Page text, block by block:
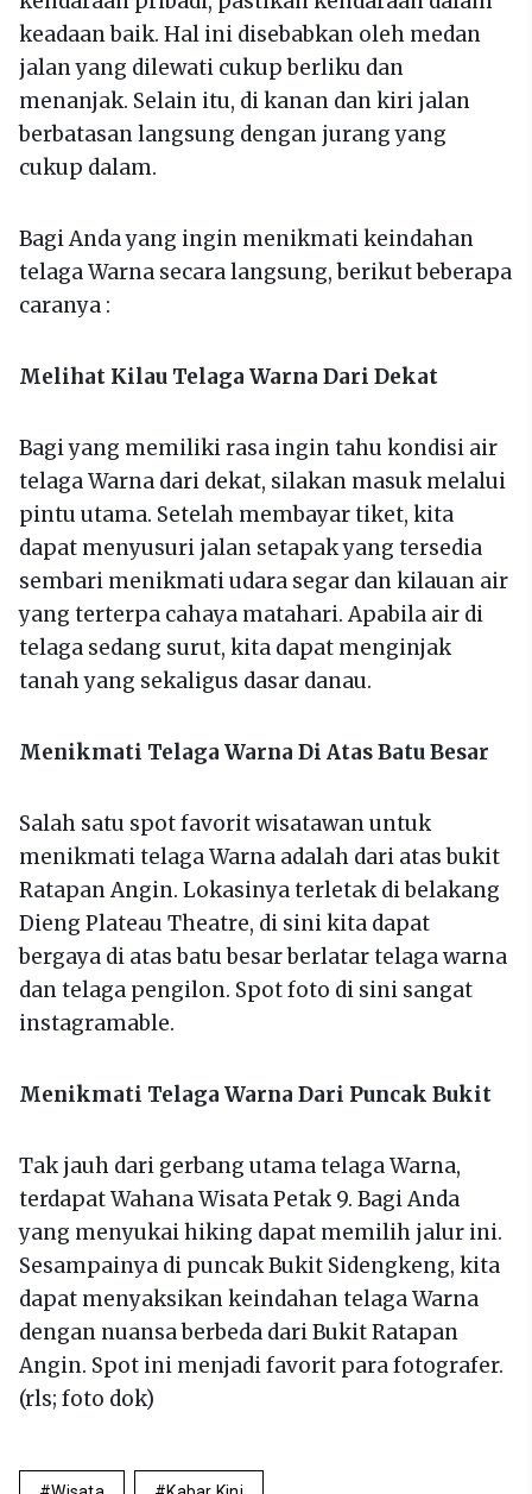
keadaan baik. Hal ini disebabkan oleh medan
jalan yang dilewati cukup berliku dan
menanjak. Selain itu, di kanan dan kiri jalan
berbatasan langsung dengan jurang yang
cukup dalam.
Bagi Anda yang ingin menikmati keindahan
telaga Warna secara langsung, berikut beberapa
caranya :
Melihat Kilau Telaga Warna Dari Dekat
Bagi yang memiliki rasa ingin tahu kondisi air
telaga Warna dari dekat, silakan masuk melalui
pintu utama. Setelah membayar tiket, kita
dapat menyusuri jalan setapak yang tersedia
sembari menikmati udara segar dan kilauan air
yang terterpa cahaya matahari. Apabila air di
telaga sedang surut, kita dapat menginjak
tanah yang sekaligus dasar danau.
Menikmati Telaga Warna Di Atas Batu Besar
Salah satu spot favorit wisatawan untuk
menikmati telaga Warna adalah dari atas bukit
Ratapan Angin. Lokasinya terletak di belakang
Dieng Plateau Theatre, di sini kita dapat
bergaya di atas batu besar berlatar telaga warna
dan telaga pengilon. Spot foto di sini sangat
instagramable.
Menikmati Telaga Warna Dari Puncak Bukit
Tak jauh dari gerbang utama telaga Warna,
terdapat Wahana Wisata Petak 9. Bagi Anda
yang menyukai hiking dapat memilih jalur ini.
Sesampainya di puncak Bukit Sidengkeng, kita
dapat menyaksikan keindahan telaga Warna
dengan nuansa berbeda dari Bukit Ratapan
Angin. Spot ini menjadi favorit para fotografer.
(rls; foto dok)